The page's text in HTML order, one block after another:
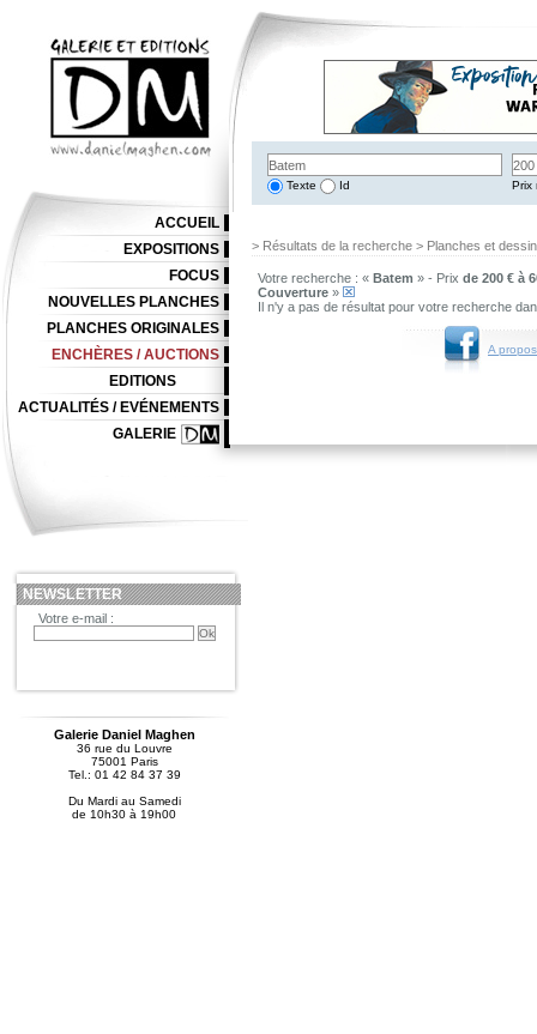
Texte Id Prix
> Résultats de la recherche > Planches et
Votre recherche : « Batem » - Prix de 200 € à
Couverture »
Il n'y a pas de résultat pour votre recherche
A
ACCUEIL
EXPOSITIONS
FOCUS
NOUVELLES PLANCHES
PLANCHES ORIGINALES
ENCHÈRES / AUCTIONS
EDITIONS
ACTUALITÉS / EVÉNEMENTS
GALERIE
NEWSLETTER
Votre e-mail :
Galerie Daniel Maghen
36 rue du Louvre
75001 Paris
Tel.: 01 42 84 37 39
Du Mardi au Samedi
de 10h30 à 19h00